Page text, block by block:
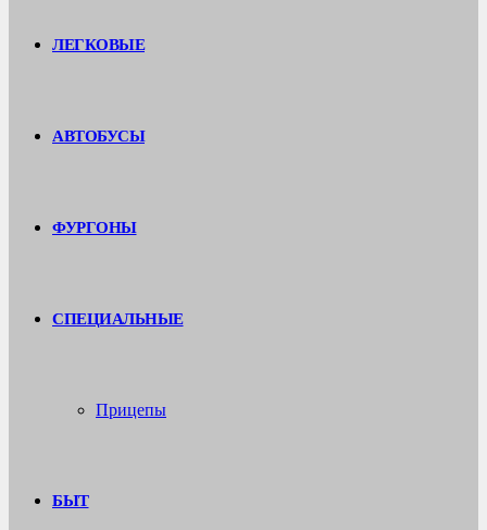
ЛЕГКОВЫЕ
АВТОБУСЫ
ФУРГОНЫ
СПЕЦИАЛЬНЫЕ
Прицепы
БЫТ